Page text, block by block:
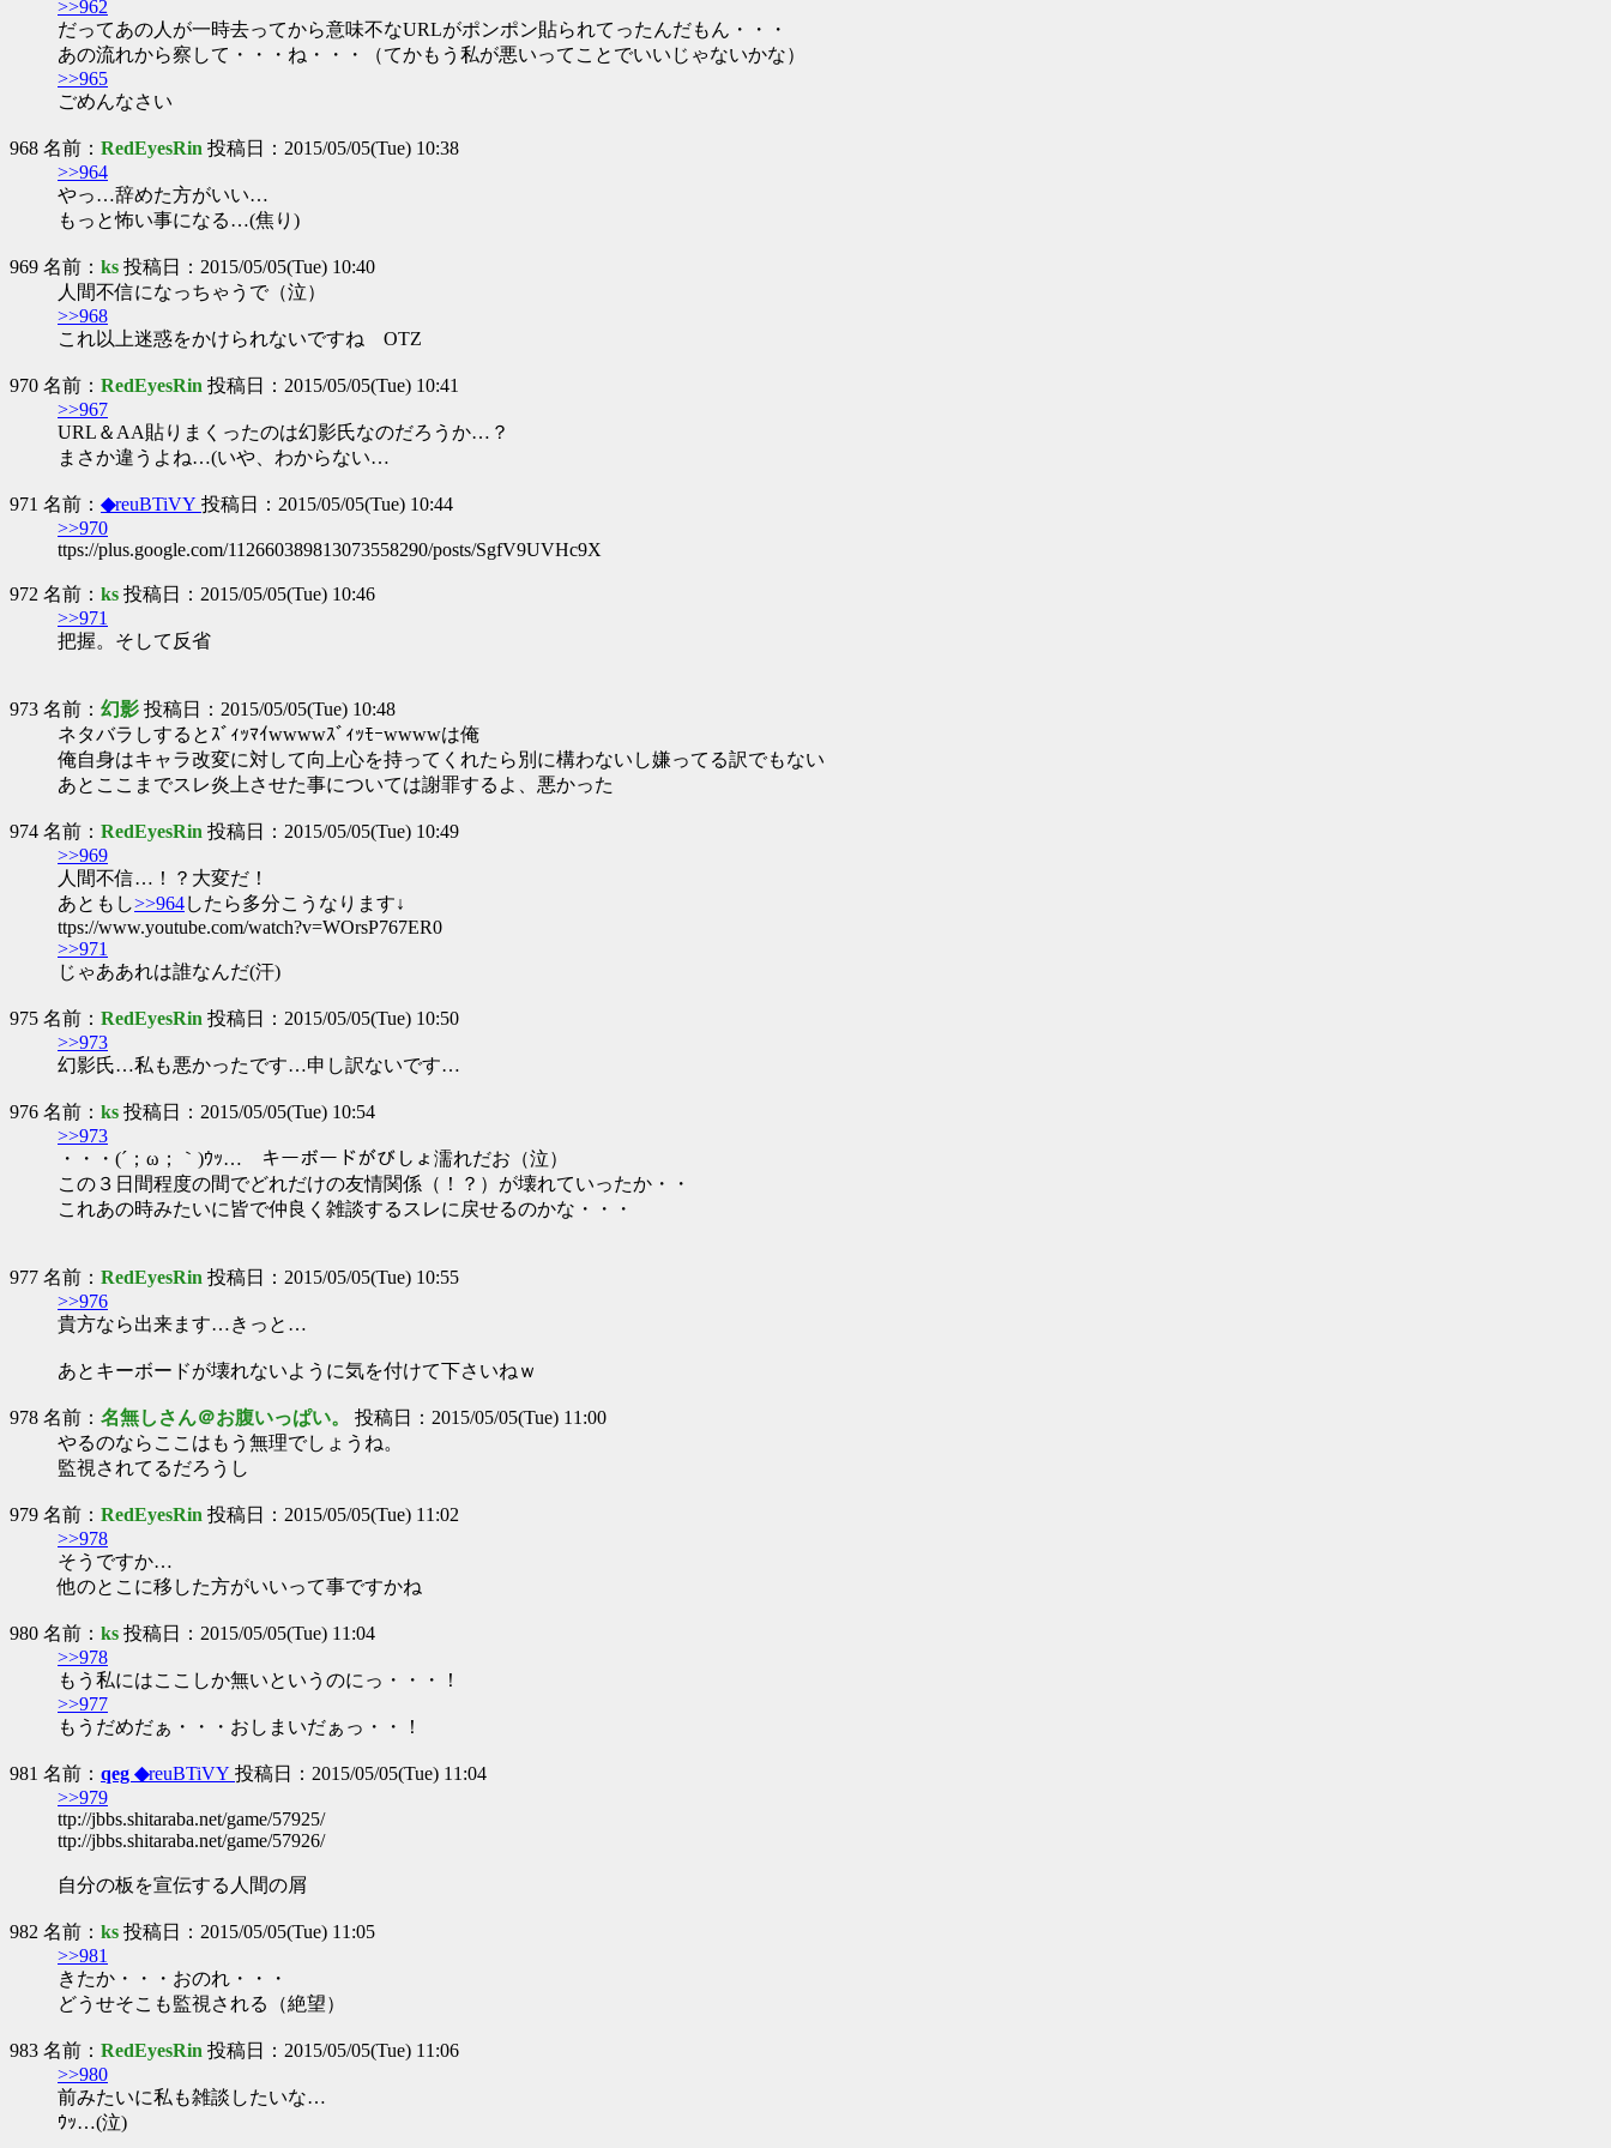
>>962
だってあの人が一時去ってから意味不なURLがポンポン貼られてったんだもん・・・
あの流れから察して・・・ね・・・（てかもう私が悪いってことでいいじゃないかな）
>>965
ごめんなさい
968 名前： RedEyesRin 投稿日：2015/05/05(Tue) 10:38
>>964
やっ…辞めた方がいい…
もっと怖い事になる…(焦り)
969 名前： ks 投稿日：2015/05/05(Tue) 10:40
人間不信になっちゃうで（泣）
>>968
これ以上迷惑をかけられないですね OTZ
970 名前： RedEyesRin 投稿日：2015/05/05(Tue) 10:41
>>967
URL＆AA貼りまくったのは幻影氏なのだろうか…？
まさか違うよね…(いや、わからない…
971 名前： ◆reuBTiVY 投稿日：2015/05/05(Tue) 10:44
>>970
ttps://plus.google.com/112660389813073558290/posts/SgfV9UVHc9X
972 名前： ks 投稿日：2015/05/05(Tue) 10:46
>>971
把握。そして反省
973 名前： 幻影 投稿日：2015/05/05(Tue) 10:48
ネタバラしするとｽﾞｨｯﾏｲwwwwｽﾞｨｯﾓｰwwwwは俺
俺自身はキャラ改変に対して向上心を持ってくれたら別に構わないし嫌ってる訳でもない
あとここまでスレ炎上させた事については謝罪するよ、悪かった
974 名前： RedEyesRin 投稿日：2015/05/05(Tue) 10:49
>>969
人間不信…！？大変だ！
あともし>>964したら多分こうなります↓
ttps://www.youtube.com/watch?v=WOrsP767ER0
>>971
じゃああれは誰なんだ(汗)
975 名前： RedEyesRin 投稿日：2015/05/05(Tue) 10:50
>>973
幻影氏…私も悪かったです…申し訳ないです…
976 名前： ks 投稿日：2015/05/05(Tue) 10:54
>>973
・・・(´；ω；｀)ｳｯ… キーボードがびしょ濡れだお（泣）
この３日間程度の間でどれだけの友情関係（！？）が壊れていったか・・
これあの時みたいに皆で仲良く雑談するスレに戻せるのかな・・・
977 名前： RedEyesRin 投稿日：2015/05/05(Tue) 10:55
>>976
貴方なら出来ます…きっと…
あとキーボードが壊れないように気を付けて下さいねｗ
978 名前： 名無しさん＠お腹いっぱい。 投稿日：2015/05/05(Tue) 11:00
やるのならここはもう無理でしょうね。
監視されてるだろうし
979 名前： RedEyesRin 投稿日：2015/05/05(Tue) 11:02
>>978
そうですか…
他のとこに移した方がいいって事ですかね
980 名前： ks 投稿日：2015/05/05(Tue) 11:04
>>978
もう私にはここしか無いというのにっ・・・！
>>977
もうだめだぁ・・・おしまいだぁっ・・！
981 名前： qeg ◆reuBTiVY 投稿日：2015/05/05(Tue) 11:04
>>979
ttp://jbbs.shitaraba.net/game/57925/
ttp://jbbs.shitaraba.net/game/57926/
自分の板を宣伝する人間の屑
982 名前： ks 投稿日：2015/05/05(Tue) 11:05
>>981
きたか・・・おのれ・・・
どうせそこも監視される（絶望）
983 名前： RedEyesRin 投稿日：2015/05/05(Tue) 11:06
>>980
前みたいに私も雑談したいな…
ｳｯ…(泣)